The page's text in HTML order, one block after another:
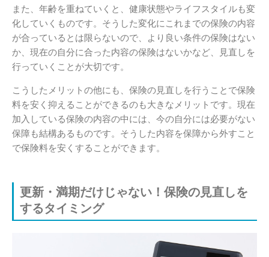
また、年齢を重ねていくと、健康状態やライフスタイルも変
化していくものです。そうした変化にこれまでの保険の内容
が合っているとは限らないので、より良い条件の保険はない
か、現在の自分に合った内容の保険はないかなど、見直しを
行っていくことが大切です。
こうしたメリットの他にも、保険の見直しを行うことで保険
料を安く抑えることができるのも大きなメリットです。現在
加入している保険の内容の中には、今の自分には必要がない
保障も結構あるものです。そうした内容を保障から外すこと
で保険料を安くすることができます。
更新・満期だけじゃない！保険の見直しを
するタイミング